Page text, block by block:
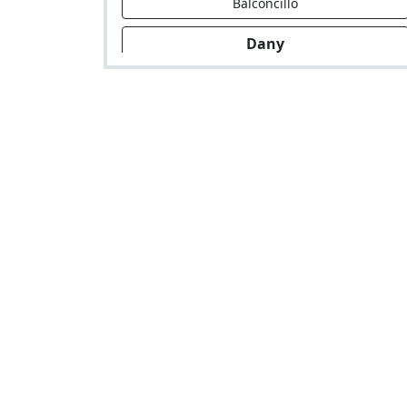
Dany
Hostal en Av. 28 De Julio 1580